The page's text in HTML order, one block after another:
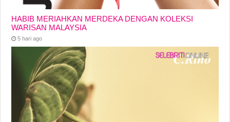
HABIB MERIAHKAN MERDEKA DENGAN KOLEKSI
WARISAN MALAYSIA
5 hari ago